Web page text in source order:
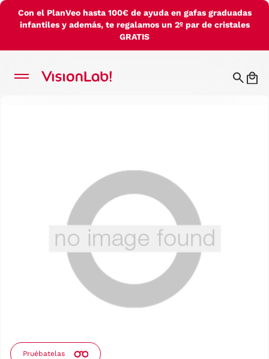
Con el PlanVeo hasta 100€ de ayuda en gafas graduadas
infantiles y además, te regalamos un 2º par de cristales
GRATIS
Pruébatelas